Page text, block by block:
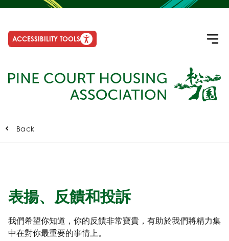
ACCESSIBILITY TOOLS
Back
表揚、反饋和投訴
我們希望你知道，你的反饋非常寶貴，有助於我們將精力集
中在對你最重要的事情上。